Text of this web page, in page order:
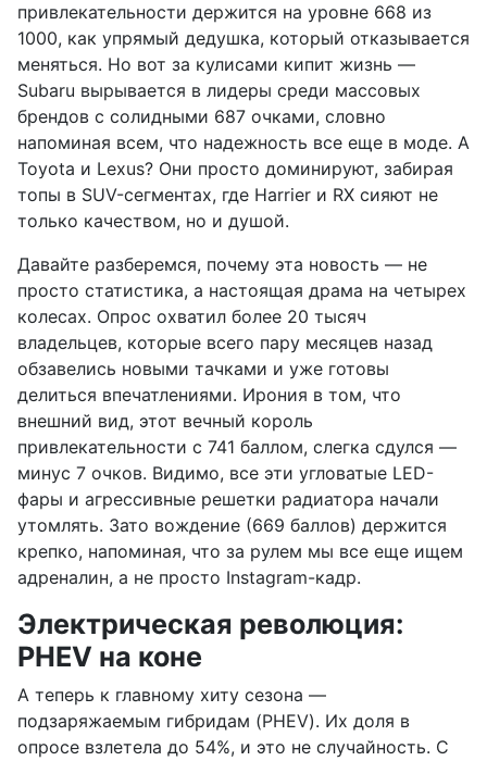
привлекательности держится на уровне 668 из
1000, как упрямый дедушка, который отказывается
меняться. Но вот за кулисами кипит жизнь —
Subaru вырывается в лидеры среди массовых
брендов с солидными 687 очками, словно
напоминая всем, что надежность все еще в моде. А
Toyota и Lexus? Они просто доминируют, забирая
топы в SUV-сегментах, где Harrier и RX сияют не
только качеством, но и душой.
Давайте разберемся, почему эта новость — не
просто статистика, а настоящая драма на четырех
колесах. Опрос охватил более 20 тысяч
владельцев, которые всего пару месяцев назад
обзавелись новыми тачками и уже готовы
делиться впечатлениями. Ирония в том, что
внешний вид, этот вечный король
привлекательности с 741 баллом, слегка сдулся —
минус 7 очков. Видимо, все эти угловатые LED-
фары и агрессивные решетки радиатора начали
утомлять. Зато вождение (669 баллов) держится
крепко, напоминая, что за рулем мы все еще ищем
адреналин, а не просто Instagram-кадр.
Электрическая революция:
PHEV на коне
А теперь к главному хиту сезона —
подзаряжаемым гибридам (PHEV). Их доля в
опросе взлетела до 54%, и это не случайность. С